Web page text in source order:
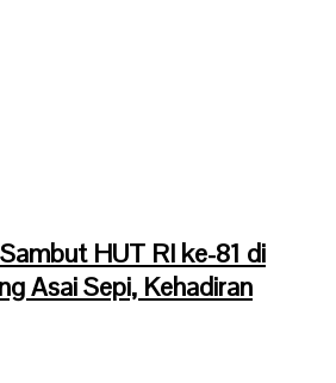
HUT RI ke-81 di
Asai Sepi, Kehadiran